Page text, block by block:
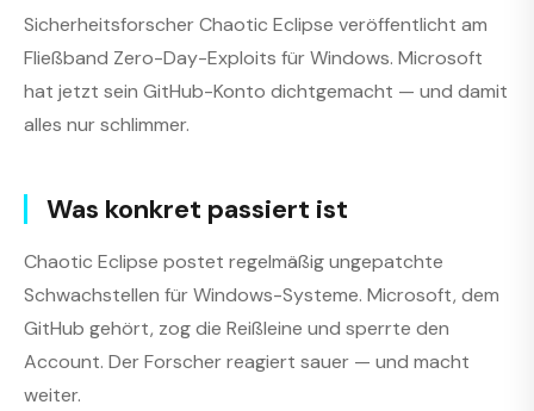
Sicherheitsforscher Chaotic Eclipse veröffentlicht am
Fließband Zero-Day-Exploits für Windows. Microsoft
hat jetzt sein GitHub-Konto dichtgemacht — und damit
alles nur schlimmer.
Was konkret passiert ist
Chaotic Eclipse postet regelmäßig ungepatchte
Schwachstellen für Windows-Systeme. Microsoft, dem
GitHub gehört, zog die Reißleine und sperrte den
Account. Der Forscher reagiert sauer — und macht
weiter.